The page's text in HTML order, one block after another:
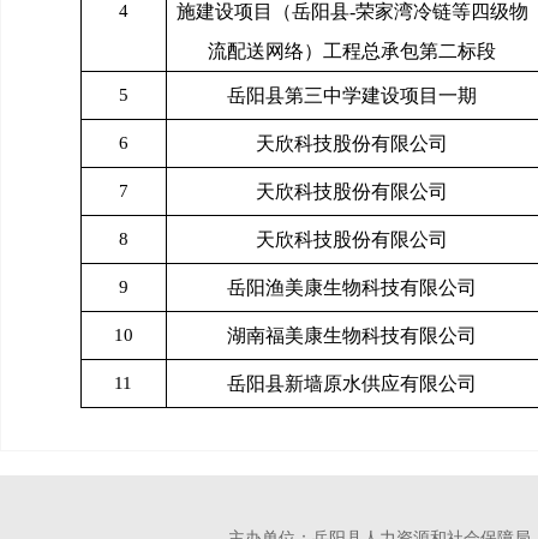
4
施建设项目（岳阳县-荣家湾冷链等四级物
流配送网络）工程总承包第二标段
5 岳阳县第三中学建设项目一期
6 天欣科技股份有限公司
7 天欣科技股份有限公司
8 天欣科技股份有限公司
9 岳阳渔美康生物科技有限公司
10 湖南福美康生物科技有限公司
11 岳阳县新墙原水供应有限公司